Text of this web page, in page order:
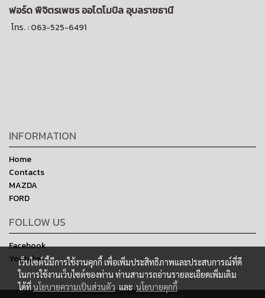
ฟอร์ด พิจิตรเพชร ออโตโมบิล อุบลราชธานี
โทร. : 063-525-6491
INFORMATION
Home
Contacts
MAZDA
FORD
FOLLOW US
Facebook
Youtube
เว็บไซต์นี้มีการใช้งานคุกกี้ เพื่อเพิ่มประสิทธิภาพและประสบการณ์ที่ดี
ในการใช้งานเว็บไซต์ของท่าน ท่านสามารถอ่านรายละเอียดเพิ่มเติม
ได้ที่นโยบายความเป็นส่วนตัว และ นโยบายคุกกี้